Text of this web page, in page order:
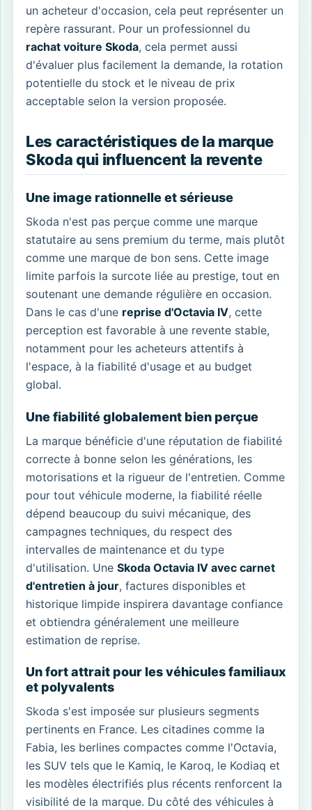
un acheteur d'occasion, cela peut représenter un
repère rassurant. Pour un professionnel du
rachat voiture Skoda, cela permet aussi
d'évaluer plus facilement la demande, la rotation
potentielle du stock et le niveau de prix
acceptable selon la version proposée.
Les caractéristiques de la marque
Skoda qui influencent la revente
Une image rationnelle et sérieuse
Skoda n'est pas perçue comme une marque
statutaire au sens premium du terme, mais plutôt
comme une marque de bon sens. Cette image
limite parfois la surcote liée au prestige, tout en
soutenant une demande régulière en occasion.
Dans le cas d'une reprise d'Octavia IV, cette
perception est favorable à une revente stable,
notamment pour les acheteurs attentifs à
l'espace, à la fiabilité d'usage et au budget
global.
Une fiabilité globalement bien perçue
La marque bénéficie d'une réputation de fiabilité
correcte à bonne selon les générations, les
motorisations et la rigueur de l'entretien. Comme
pour tout véhicule moderne, la fiabilité réelle
dépend beaucoup du suivi mécanique, des
campagnes techniques, du respect des
intervalles de maintenance et du type
d'utilisation. Une Skoda Octavia IV avec carnet
d'entretien à jour, factures disponibles et
historique limpide inspirera davantage confiance
et obtiendra généralement une meilleure
estimation de reprise.
Un fort attrait pour les véhicules familiaux
et polyvalents
Skoda s'est imposée sur plusieurs segments
pertinents en France. Les citadines comme la
Fabia, les berlines compactes comme l'Octavia,
les SUV tels que le Kamiq, le Karoq, le Kodiaq et
les modèles électrifiés plus récents renforcent la
visibilité de la marque. Du côté des véhicules à